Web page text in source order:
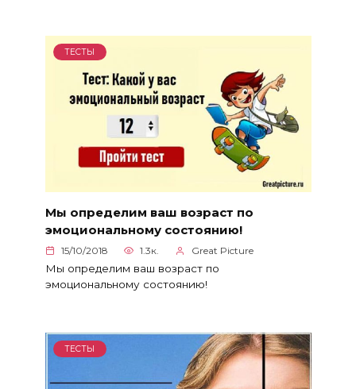
ТЕСТЫ
Мы определим ваш возраст по
эмоциональному состоянию!
15/10/2018 1.3к. Great Picture
Мы определим ваш возраст по
эмоциональному состоянию!
ТЕСТЫ